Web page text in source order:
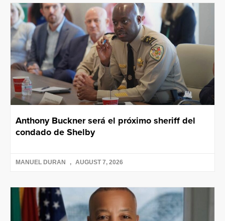
Anthony Buckner será el próximo sheriff del
condado de Shelby
MANUEL DURAN AUGUST 7, 2026